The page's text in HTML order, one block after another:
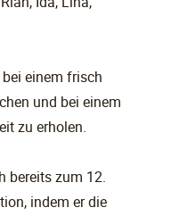
einem frisch
und bei einem
zu erholen.
bereits zum 12.
indem er die